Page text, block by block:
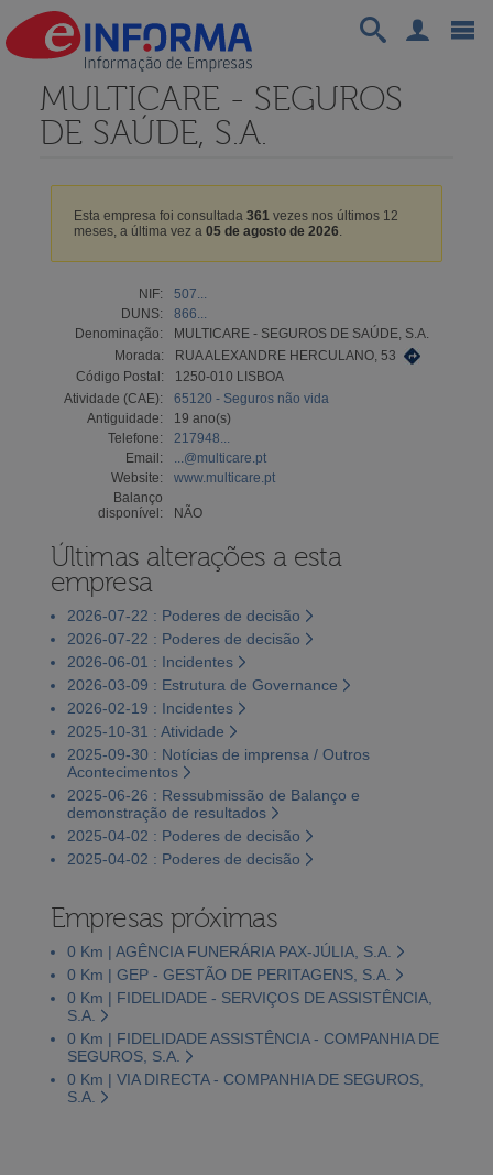
MULTICARE - SEGUROS
DE SAÚDE, S.A.
Esta empresa foi consultada 361vezes nos últimos 12
meses, a última vez a 05 de agosto de 2026.
NIF:
507...
DUNS:
866...
Denominação:
MULTICARE - SEGUROS DE SAÚDE, S.A.
Morada:
RUA ALEXANDRE HERCULANO, 53
Código Postal:
1250-010 LISBOA
Atividade (CAE):
65120 - Seguros não vida
Antiguidade:
19 ano(s)
Telefone:
217948...
Email:
...@multicare.pt
Website:
www.multicare.pt
Balanço
disponível:
NÃO
Últimas alterações a esta
empresa
2026-07-22 : Poderes de decisão
2026-07-22 : Poderes de decisão
2026-06-01 : Incidentes
2026-03-09 : Estrutura de Governance
2026-02-19 : Incidentes
2025-10-31 : Atividade
2025-09-30 : Notícias de imprensa / Outros
Acontecimentos
2025-06-26 : Ressubmissão de Balanço e
demonstração de resultados
2025-04-02 : Poderes de decisão
2025-04-02 : Poderes de decisão
Empresas próximas
0 Km | AGÊNCIA FUNERÁRIA PAX-JÚLIA, S.A.
0 Km | GEP - GESTÃO DE PERITAGENS, S.A.
0 Km | FIDELIDADE - SERVIÇOS DE ASSISTÊNCIA,
S.A.
0 Km | FIDELIDADE ASSISTÊNCIA - COMPANHIA DE
SEGUROS, S.A.
0 Km | VIA DIRECTA - COMPANHIA DE SEGUROS,
S.A.